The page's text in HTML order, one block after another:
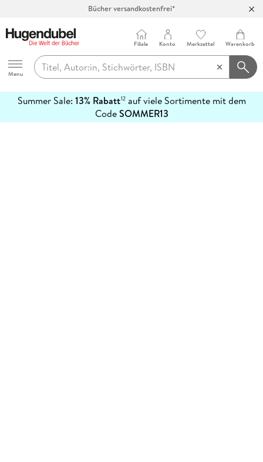
Bücher versandkostenfrei*
Abholung in über 100 Filialen
Hugendubel
Menu
Filiale Konto Merkzettel Warenkorb
Summer Sale: 13% Rabatt12auf viele Sortimente mit dem
CodeSOMMER13
erfahren